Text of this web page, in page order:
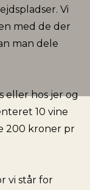
Vi
med de der
man dele
eller hos jer og
10 vine
200 kroner pr
vi står for